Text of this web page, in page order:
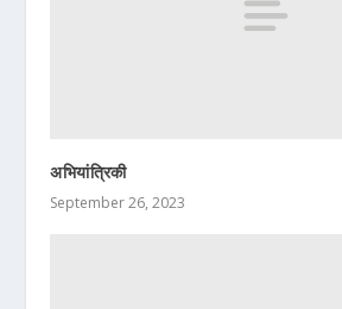
अभियांत्रिकी
September 26, 2023